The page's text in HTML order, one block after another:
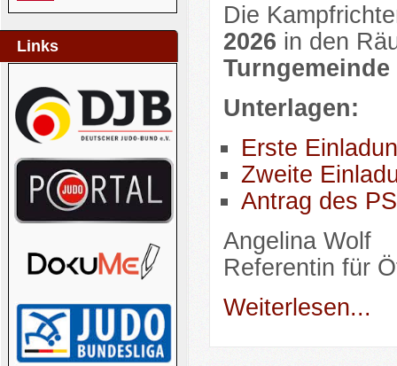
Links
Die
2026 in den
Turngemeinde
Unterlagen:
Erste
Zweite
Antrag des
Angelina Wolf
Referentin für
Weiterlesen...